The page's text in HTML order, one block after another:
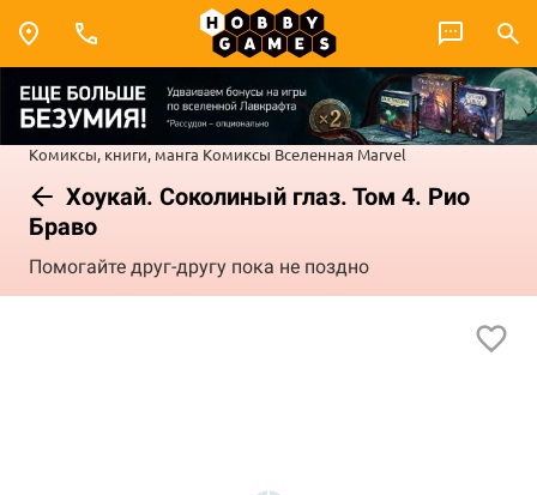
Комиксы, книги, манга Комиксы Вселенная Marvel
Хоукай. Соколиный глаз. Том 4. Рио
Браво
Помогайте друг-другу пока не поздно